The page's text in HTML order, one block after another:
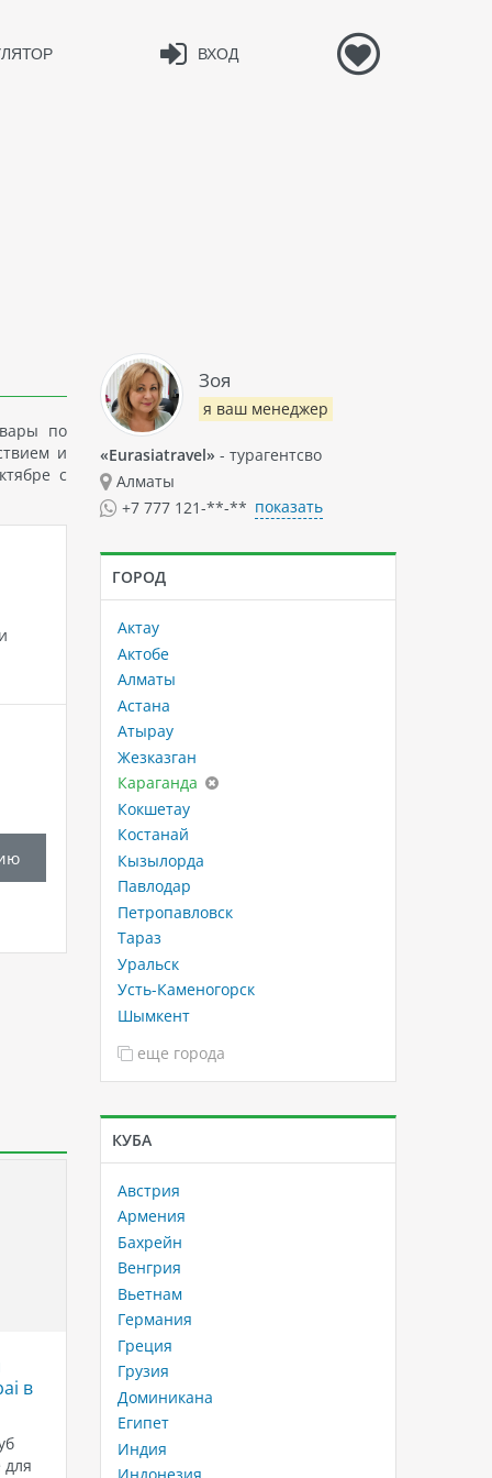
ВХОД
по
и
с
в
для
Отели 2023 - 2024 после
реновации, часть 3
В гостиничной сфере каждый год
приносит свои собственные
вызовы и возможности для
Зоя
я ваш менеджер
«Eurasiatravel» - турагентсво
Алматы
+7 777 121-**-** показать
ГОРОД
Актау
Актобе
Алматы
Астана
Атырау
Жезказган
Караганда
Кокшетау
Костанай
Кызылорда
Павлодар
Петропавловск
Тараз
Уральск
Усть-Каменогорск
Шымкент
еще города
КУБА
Австрия
Армения
Бахрейн
Венгрия
Вьетнам
Германия
Греция
Грузия
Доминикана
Египет
Индия